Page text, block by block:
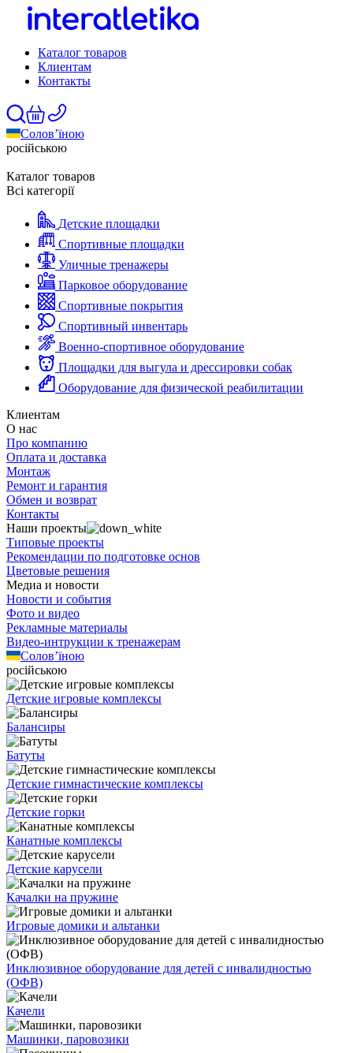
Каталог товаров
Клиентам
Контакты
Солов’їною
російською
Каталог товаров
Всі категорії
Детские площадки
Спортивные площадки
Уличные тренажеры
Парковое оборудование
Спортивные покрытия
Спортивный инвентарь
Военно-спортивное оборудование
Площадки для выгула и дрессировки собак
Оборудование для физической реабилитации
Клиентам
О нас
Про компанию
Оплата и доставка
Монтаж
Ремонт и гарантия
Обмен и возврат
Контакты
Наши проекты
Типовые проекты
Рекомендации по подготовке основ
Цветовые решения
Медиа и новости
Новости и события
Фото и видео
Рекламные материалы
Видео-интрукции к тренажерам
Солов’їною
російською
Детские игровые комплексы
Балансиры
Батуты
Детские гимнастические комплексы
Детские горки
Канатные комплексы
Детские карусели
Качалки на пружине
Игровые домики и альтанки
Инклюзивное оборудование для детей с инвалидностью
(ОФВ)
Качели
Машинки, паровозики